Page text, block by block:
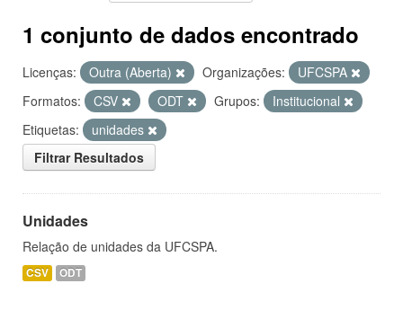
1 conjunto de dados encontrado
Licenças: Outra (Aberta) Organizações:
UFCSPA
Formatos:
CSV ODT Grupos:
Institucional
Etiquetas:
unidades
Filtrar Resultados
Unidades
Relação de unidades da UFCSPA.
CSV ODT